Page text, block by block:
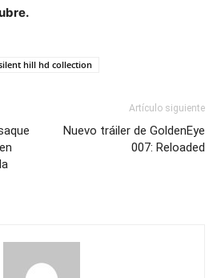
hill hd collection
Artículo siguiente
Nuevo tráiler de GoldenEye
007: Reloaded